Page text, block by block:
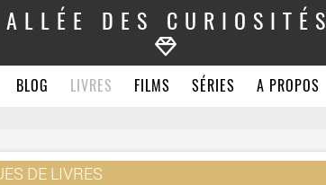
ALLÉE DES CURIOSITÉS
BLOG LIVRES FILMS SÉRIES A PROPOS
DE LIVRES